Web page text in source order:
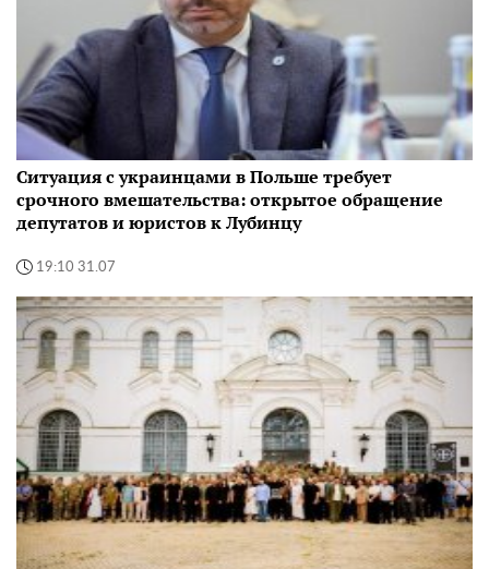
Ситуация с украинцами в Польше требует
срочного вмешательства: открытое обращение
депутатов и юристов к Лубинцу
19:10 31.07